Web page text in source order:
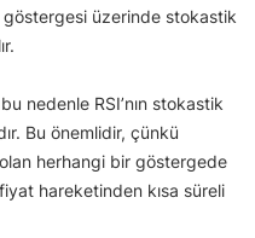
üzerinde stokastik
nedenle RSI’nın stokastik
Bu önemlidir, çünkü
herhangi bir göstergede
hareketinden kısa süreli